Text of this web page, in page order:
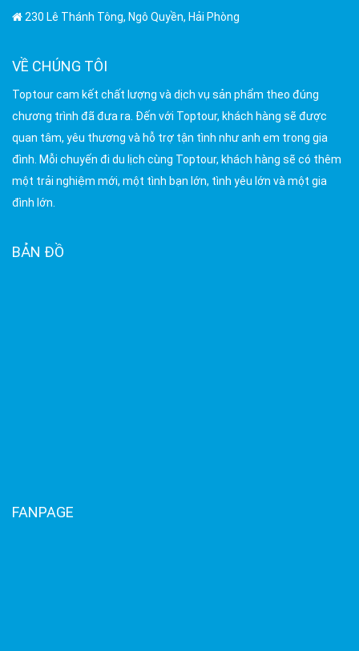
230 Lê Thánh Tông, Ngô Quyền, Hải Phòng
VỀ CHÚNG TÔI
Toptour cam kết chất lượng và dịch vụ sản phẩm theo đúng
chương trình đã đưa ra. Đến với Toptour, khách hàng sẽ được
quan tâm, yêu thương và hỗ trợ tận tình như anh em trong gia
đình. Mỗi chuyến đi du lịch cùng Toptour, khách hàng sẽ có thêm
một trải nghiệm mới, một tình bạn lớn, tình yêu lớn và một gia
đình lớn.
BẢN ĐỒ
FANPAGE